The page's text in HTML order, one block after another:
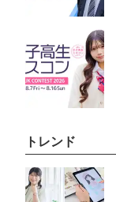
トレンド